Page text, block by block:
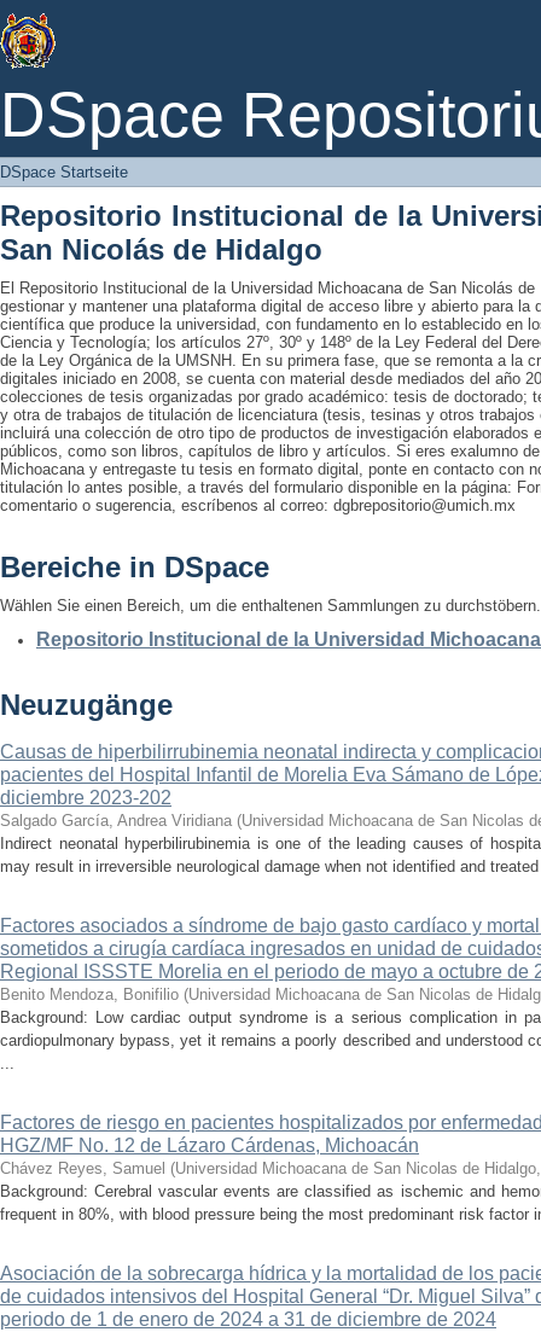
DSpace
DSpace Startseite
DSpace Startseite
Repositorio Institucional de la
San Nicolás de Hidalgo
El Repositorio Institucional de la Universidad Michoacana de San Nicolás
gestionar y mantener una plataforma digital de acceso libre y abierto para la
científica que produce la universidad, con fundamento en lo establecido en
Ciencia y Tecnología; los artículos 27º, 30º y 148º de la Ley Federal del
de la Ley Orgánica de la UMSNH. En su primera fase, que se remonta a la
digitales iniciado en 2008, se cuenta con material desde mediados del año
colecciones de tesis organizadas por grado académico: tesis de doctorado;
y otra de trabajos de titulación de licenciatura (tesis, tesinas y otros
incluirá una colección de otro tipo de productos de investigación elaborados
públicos, como son libros, capítulos de libro y artículos. Si eres exalumno
Michoacana y entregaste tu tesis en formato digital, ponte en contacto con
titulación lo antes posible, a través del formulario disponible en la página:
comentario o sugerencia, escríbenos al correo: dgbrepositorio@umich.mx
Bereiche in DSpace
Wählen Sie einen Bereich, um die enthaltenen Sammlungen zu durchstöbern.
Repositorio Institucional de la Universidad
Neuzugänge
Causas de hiperbilirrubinemia neonatal indirecta y
pacientes del Hospital Infantil de Morelia Eva Sámano de
diciembre 2023-202
Salgado García, Andrea Viridiana (Universidad Michoacana de San Nicolas
Indirect neonatal hyperbilirubinemia is one of the leading causes of
may result in irreversible neurological damage when not identified and
Factores asociados a síndrome de bajo gasto cardíaco y
sometidos a cirugía cardíaca ingresados en unidad de
Regional ISSSTE Morelia en el periodo de mayo a octubre de
Benito Mendoza, Bonifilio (Universidad Michoacana de San Nicolas de
Background: Low cardiac output syndrome is a serious complication in
cardiopulmonary bypass, yet it remains a poorly described and understood
...
Factores de riesgo en pacientes hospitalizados por
HGZ/MF No. 12 de Lázaro Cárdenas, Michoacán
Chávez Reyes, Samuel (Universidad Michoacana de San Nicolas de Hidalgo
Background: Cerebral vascular events are classified as ischemic and
frequent in 80%, with blood pressure being the most predominant risk factor
Asociación de la sobrecarga hídrica y la mortalidad de los
de cuidados intensivos del Hospital General “Dr. Miguel
periodo de 1 de enero de 2024 a 31 de diciembre de 2024